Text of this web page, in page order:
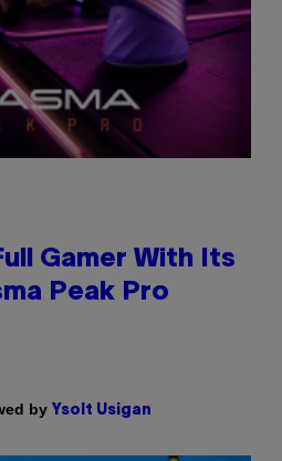
Gamer With Its
Peak Pro
by Ysolt Usigan